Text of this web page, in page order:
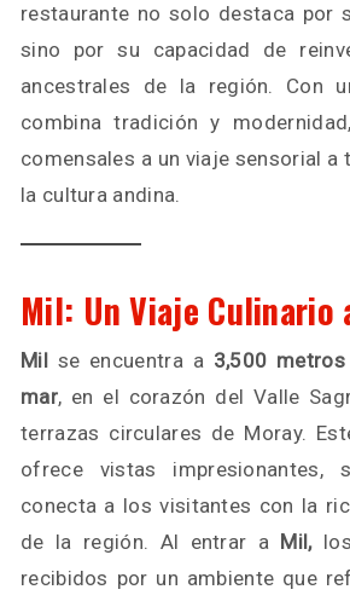
restaurante no solo destaca por
sino por su capacidad de
ancestrales de la región. Con
combina tradición y
comensales a un viaje sensorial a
la cultura andina.
Mil: Un Viaje Culinario
Mil se encuentra a 3,500
mar, en el corazón del Valle
terrazas circulares de Moray.
ofrece vistas impresionantes,
conecta a los visitantes con la
de la región. Al entrar a Mil,los
recibidos por un ambiente que